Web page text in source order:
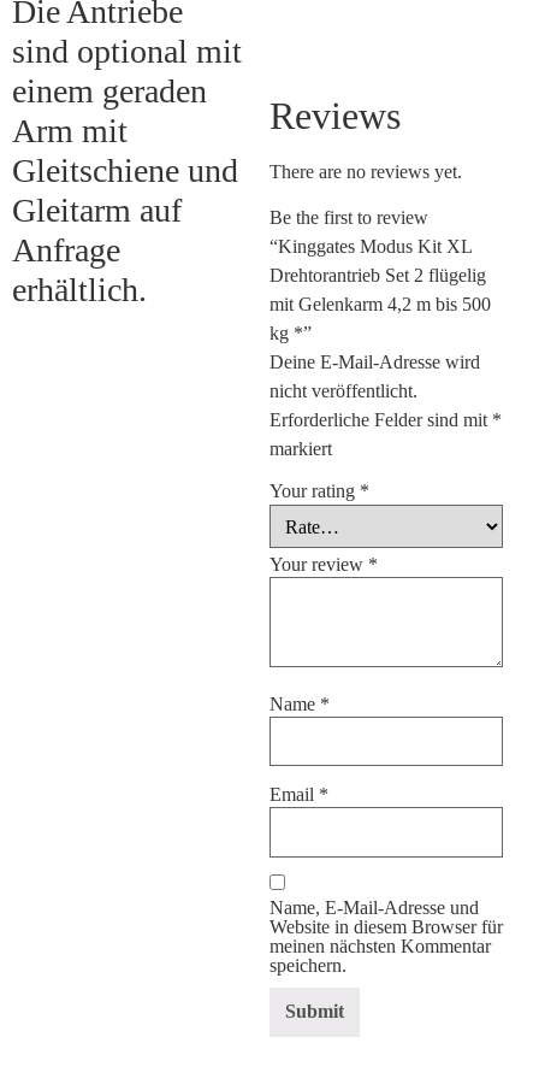
Die Antriebe
sind optional mit
einem geraden
Arm mit
Gleitschiene und
Gleitarm auf
Anfrage
erhältlich.
Reviews
There are no reviews yet.
Be the first to review
“Kinggates Modus Kit XL
Drehtorantrieb Set 2 flügelig
mit Gelenkarm 4,2 m bis 500
kg *”
Deine E-Mail-Adresse wird
nicht veröffentlicht.
Erforderliche Felder sind mit *
markiert
Your rating *
Your review *
Name *
Email *
Name, E-Mail-Adresse und
Website in diesem Browser für
meinen nächsten Kommentar
speichern.